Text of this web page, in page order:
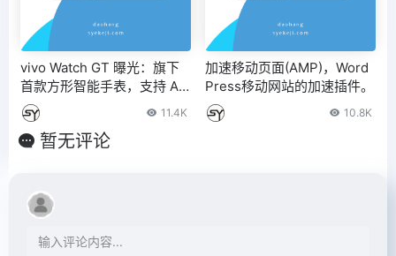
vivo Watch GT 曝光：旗下
首款方形智能手表，支持 AI
速记、AI 表盘等功能
11.4K
加速移动页面(AMP)，Word
Press移动网站的加速插件。
10.8K
暂无评论